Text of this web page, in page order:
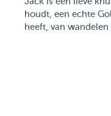
houdt, een echte
heeft, van